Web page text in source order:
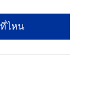
ไหน